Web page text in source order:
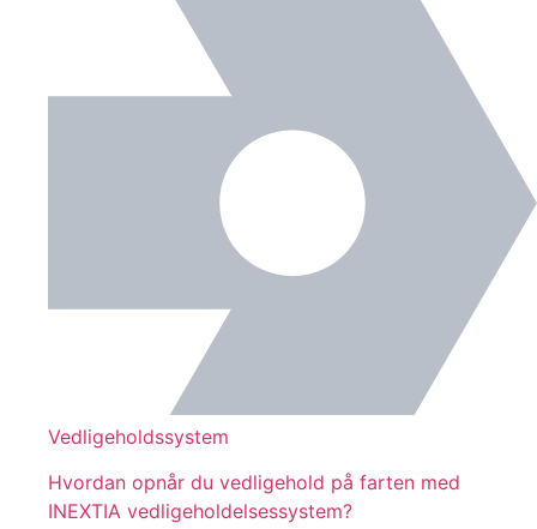
Vedligeholdssystem
Hvordan opnår du vedligehold på farten med
INEXTIA vedligeholdelsessystem?